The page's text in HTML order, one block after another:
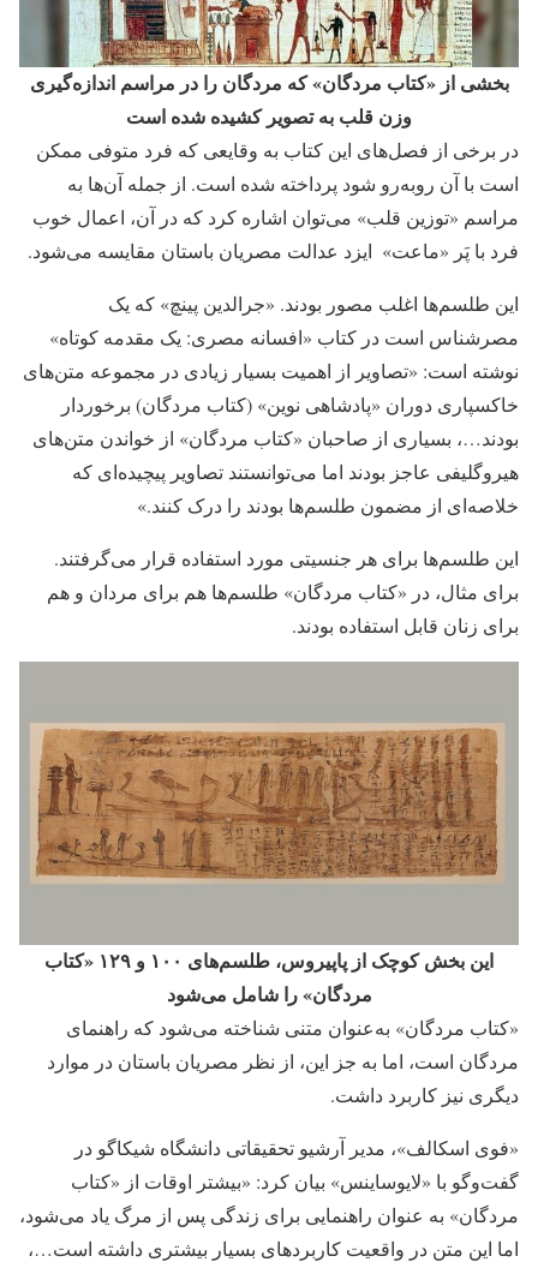
بخشی از «کتاب مردگان» که مردگان را در مراسم اندازه‌گیری
وزن قلب به تصویر کشیده شده است
در برخی از فصل‌های این کتاب به وقایعی که فرد متوفی ممکن
است با آن روبه‌رو شود پرداخته شده است. از جمله آن‌ها به
مراسم «توزین قلب» می‌توان اشاره کرد که در آن، اعمال خوب
فرد با پَر «ماعت» ‌ ایزد عدالت مصریان باستان مقایسه می‌شود.
این طلسم‌ها اغلب مصور بودند. «جرالدین پینچ» که یک
مصرشناس است در کتاب «افسانه مصری: یک مقدمه کوتاه»
نوشته است: «تصاویر از اهمیت بسیار زیادی در مجموعه متن‌های
خاکسپاری دوران «پادشاهی نوین» (کتاب مردگان) برخوردار
بودند…، بسیاری از صاحبان «کتاب مردگان» از خواندن متن‌های
هیروگلیفی عاجز بودند اما می‌توانستند تصاویر پیچیده‌ای که
خلاصه‌ای از مضمون طلسم‌ها بودند را درک کنند.»
این طلسم‌ها برای هر جنسیتی مورد استفاده قرار می‌گرفتند.
برای مثال، در «کتاب مردگان» طلسم‌ها هم برای مردان و هم
برای زنان قابل استفاده بودند.
این بخش کوچک از پاپیروس، طلسم‌های ۱۰۰ و ۱۲۹ «کتاب
مردگان» را شامل می‌شود
«کتاب مردگان» به‌عنوان متنی شناخته می‌شود که راهنمای
مردگان است، اما به جز این، از نظر مصریان باستان در موارد
دیگری نیز کاربرد داشت.
«فوی اسکالف»، مدیر آرشیو تحقیقاتی دانشگاه شیکاگو در
گفت‌وگو با «لایوساینس» بیان کرد: «بیشتر اوقات از «کتاب
مردگان» به عنوان راهنمایی برای زندگی پس از مرگ یاد می‌شود،
اما این متن در واقعیت کاربردهای بسیار بیشتری داشته است…،